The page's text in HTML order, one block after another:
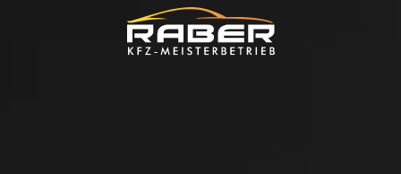
Skip to main content